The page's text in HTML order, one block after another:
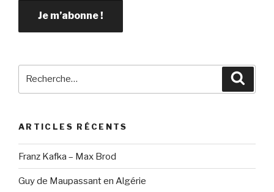
ARTICLES RÉCENTS
Franz Kafka – Max Brod
Guy de Maupassant en Algérie